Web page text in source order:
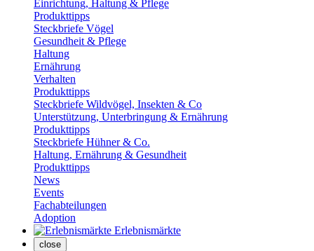
Einrichtung, Haltung & Pflege
Produkttipps
Steckbriefe Vögel
Gesundheit & Pflege
Haltung
Ernährung
Verhalten
Produkttipps
Steckbriefe Wildvögel, Insekten & Co
Unterstützung, Unterbringung & Ernährung
Produkttipps
Steckbriefe Hühner & Co.
Haltung, Ernährung & Gesundheit
Produkttipps
News
Events
Fachabteilungen
Adoption
Erlebnismärkte
close